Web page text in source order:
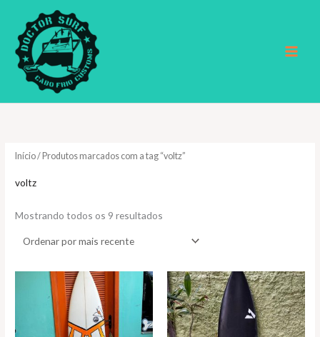
conteúdo
Início/ Produtos marcados com a tag “voltz”
voltz
Mostrando todos os 9 resultados
recente